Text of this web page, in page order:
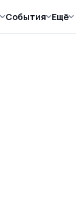
События Ещё